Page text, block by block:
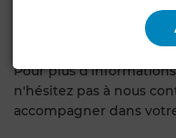
Pour plus
n'hésitez pas à nous
accompagner dans